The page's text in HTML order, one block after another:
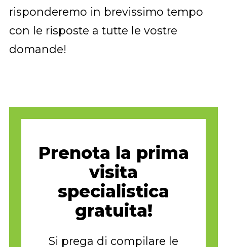
risponderemo in brevissimo tempo
con le risposte a tutte le vostre
domande!
Prenota la prima
visita
specialistica
gratuita!
Si prega di compilare le